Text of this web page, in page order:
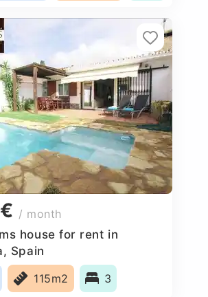
/ month
house for rent in
Spain
115m2 3